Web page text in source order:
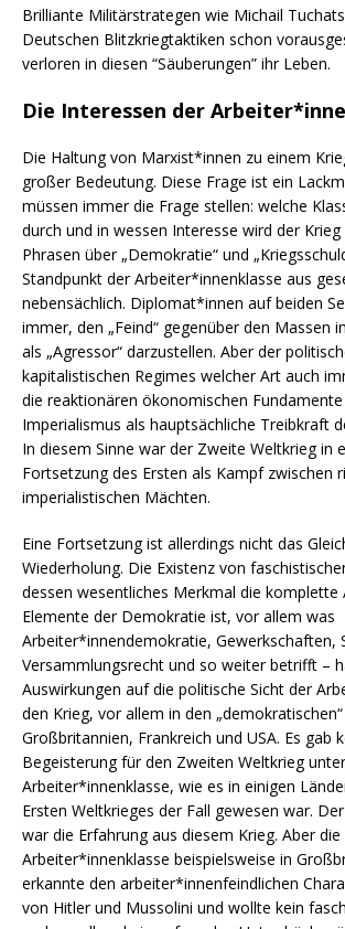
Brilliante Militärstrategen wie Michail
Deutschen Blitzkriegtaktiken schon
verloren in diesen “Säuberungen” ihr Leben.
Die Interessen der
Die Haltung von Marxist*innen zu einem
großer Bedeutung. Diese Frage ist ein
müssen immer die Frage stellen: welche
durch und in wessen Interesse wird der
Phrasen über „Demokratie“ und
Standpunkt der Arbeiter*innenklasse aus
nebensächlich. Diplomat*innen auf beiden
immer, den „Feind“ gegenüber den Massen
als „Agressor“ darzustellen. Aber der
kapitalistischen Regimes welcher Art auch
die reaktionären ökonomischen Fundamente
Imperialismus als hauptsächliche Treibkraft
In diesem Sinne war der Zweite Weltkrieg in
Fortsetzung des Ersten als Kampf zwischen
imperialistischen Mächten.
Eine Fortsetzung ist allerdings nicht das
Wiederholung. Die Existenz von
dessen wesentliches Merkmal die komplette
Elemente der Demokratie ist, vor allem was
Arbeiter*innendemokratie, Gewerkschaften,
Versammlungsrecht und so weiter betrifft –
Auswirkungen auf die politische Sicht der
den Krieg, vor allem in den
Großbritannien, Frankreich und USA. Es gab
Begeisterung für den Zweiten Weltkrieg
Arbeiter*innenklasse, wie es in einigen
Ersten Weltkrieges der Fall gewesen war.
war die Erfahrung aus diesem Krieg. Aber
Arbeiter*innenklasse beispielsweise in
erkannte den arbeiter*innenfeindlichen
von Hitler und Mussolini und wollte kein